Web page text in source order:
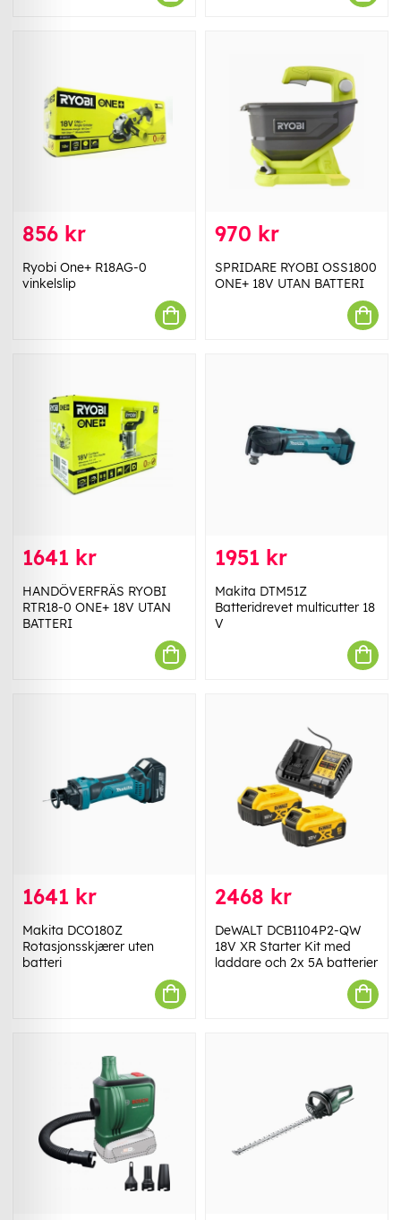
856 kr
Ryobi One+ R18AG-0
vinkelslip
970 kr
SPRIDARE RYOBI OSS1800
ONE+ 18V UTAN BATTERI
1641 kr
HANDÖVERFRÄS RYOBI
RTR18-0 ONE+ 18V UTAN
BATTERI
1951 kr
Makita DTM51Z
Batteridrevet multicutter 18
V
1641 kr
Makita DCO180Z
Rotasjonsskjærer uten
batteri
2468 kr
DeWALT DCB1104P2-QW
18V XR Starter Kit med
laddare och 2x 5A batterier